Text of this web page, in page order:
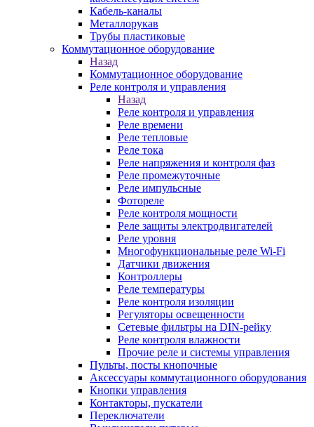
Кабель-каналы
Металлорукав
Трубы пластиковые
Коммутационное оборудование
Назад
Коммутационное оборудование
Реле контроля и управления
Назад
Реле контроля и управления
Реле времени
Реле тепловые
Реле тока
Реле напряжения и контроля фаз
Реле промежуточные
Реле импульсные
Фотореле
Реле контроля мощности
Реле защиты электродвигателей
Реле уровня
Многофункциональные реле Wi-Fi
Датчики движения
Контроллеры
Реле температуры
Реле контроля изоляции
Регуляторы освещенности
Сетевые фильтры на DIN-рейку
Реле контроля влажности
Прочие реле и системы управления
Пульты, посты кнопочные
Аксессуары коммутационного оборудования
Кнопки управления
Контакторы, пускатели
Переключатели